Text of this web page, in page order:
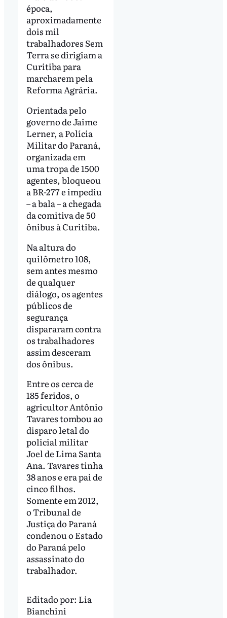
época,
aproximadamente
dois mil
trabalhadores Sem
Terra se dirigiam a
Curitiba para
marcharem pela
Reforma Agrária.
Orientada pelo
governo de Jaime
Lerner, a Polícia
Militar do Paraná,
organizada em
uma tropa de 1500
agentes, bloqueou
a BR-277 e impediu
– a bala – a chegada
da comitiva de 50
ônibus à Curitiba.
Na altura do
quilômetro 108,
sem antes mesmo
de qualquer
diálogo, os agentes
públicos de
segurança
dispararam contra
os trabalhadores
assim desceram
dos ônibus.
Entre os cerca de
185 feridos, o
agricultor Antônio
Tavares tombou ao
disparo letal do
policial militar
Joel de Lima Santa
Ana. Tavares tinha
38 anos e era pai de
cinco filhos.
Somente em 2012,
o Tribunal de
Justiça do Paraná
condenou o Estado
do Paraná pelo
assassinato do
trabalhador.
Editado por: Lia
Bianchini